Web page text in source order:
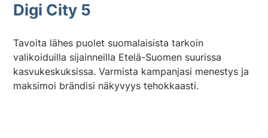
Digi City 5
Tavoita lähes puolet suomalaisista tarkoin
valikoiduilla sijainneilla Etelä-Suomen suurissa
kasvukeskuksissa. Varmista kampanjasi menestys ja
maksimoi brändisi näkyvyys tehokkaasti.